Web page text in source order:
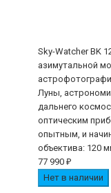
Sky-Watcher BK
азимутальной
Луны,
дальнего
оптическим
опытным, и
объектива: 120
77 990 ₽
Нет в наличии